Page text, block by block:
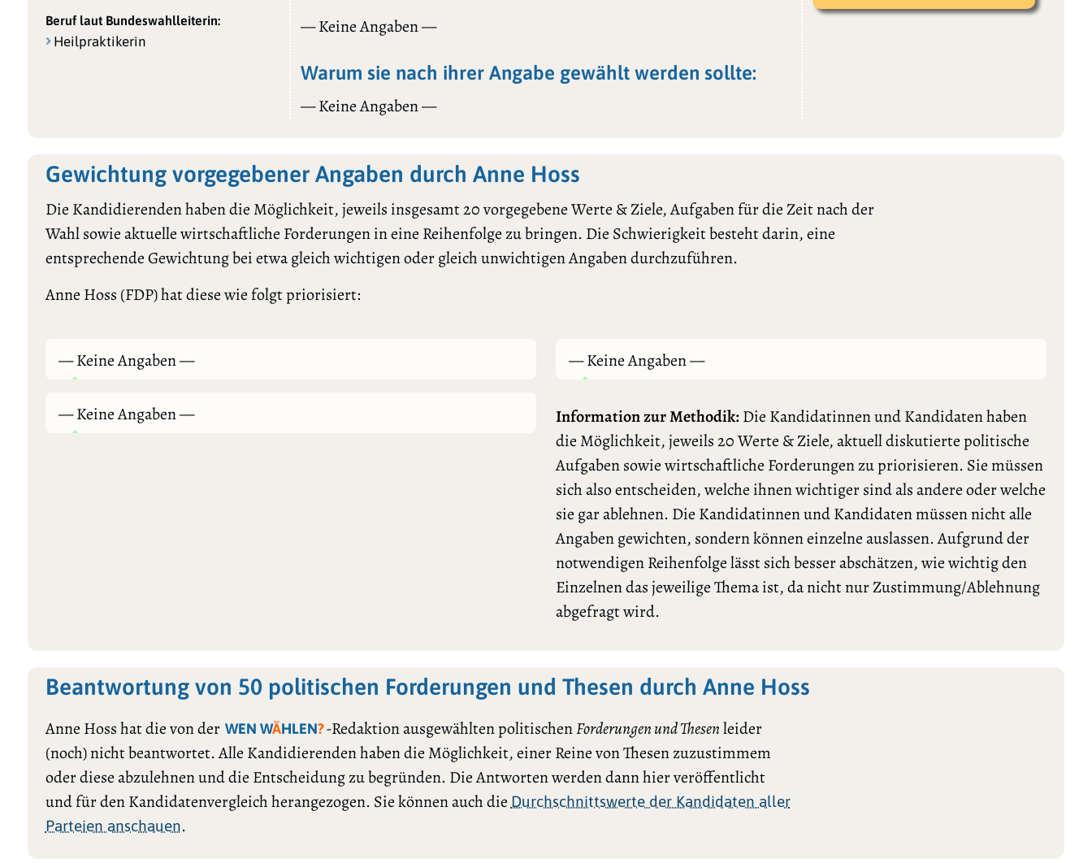
Beruf laut Bundeswahlleiterin:
Heilpraktikerin
— Keine Angaben —
Warum sie nach ihrer Angabe gewählt werden sollte:
— Keine Angaben —
Gewichtung vorgegebener Angaben durch Anne Hoss
Die Kandidierenden haben die Möglichkeit, jeweils insgesamt 20 vorgegebene Werte & Ziele, Aufgaben für die Zeit nach der
Wahl sowie aktuelle wirtschaftliche Forderungen in eine Reihenfolge zu bringen. Die Schwierigkeit besteht darin, eine
entsprechende Gewichtung bei etwa gleich wichtigen oder gleich unwichtigen Angaben durchzuführen.
Anne Hoss (FDP) hat diese wie folgt priorisiert:
— Keine Angaben — — Keine Angaben —
— Keine Angaben — Information zur Methodik:Die Kandidatinnen und Kandidaten haben
die Möglichkeit, jeweils 20 Werte & Ziele, aktuell diskutierte politische
Aufgaben sowie wirtschaftliche Forderungen zu priorisieren. Sie müssen
sich also entscheiden, welche ihnen wichtiger sind als andere oder welche
sie gar ablehnen. Die Kandidatinnen und Kandidaten müssen nicht alle
Angaben gewichten, sondern können einzelne auslassen. Aufgrund der
notwendigen Reihenfolge lässt sich besser abschätzen, wie wichtig den
Einzelnen das jeweilige Thema ist, da nicht nur Zustimmung/Ablehnung
abgefragt wird.
Beantwortung von 50 politischen Forderungen und Thesen durch Anne Hoss
Anne Hoss hat die von der WEN WÄHLEN?-Redaktion ausgewählten politischenForderungen und Thesenleider
(noch) nicht beantwortet. Alle Kandidierenden haben die Möglichkeit, einer Reine von Thesen zuzustimmem
oder diese abzulehnen und die Entscheidung zu begründen. Die Antworten werden dann hier veröffentlicht
und für den Kandidatenvergleich herangezogen. Sie können auch dieDurchschnittswerte der Kandidaten aller
Parteien anschauen.